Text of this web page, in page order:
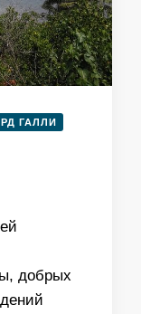
ГАЛЛИ
добрых